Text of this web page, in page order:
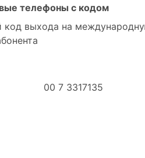
телефоны с кодом
код выхода на
00 7 3317135